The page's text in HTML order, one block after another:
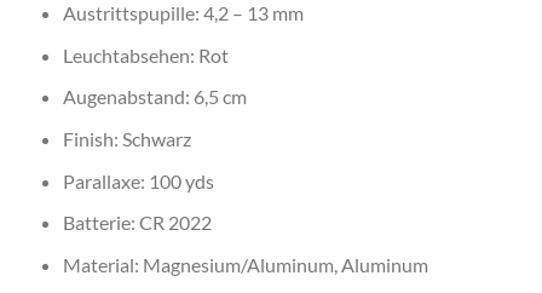
Austrittspupille: 4,2 – 13 mm
Leuchtabsehen: Rot
Augenabstand: 6,5 cm
Finish: Schwarz
Parallaxe: 100 yds
Batterie: CR 2022
Material: Magnesium/Aluminum, Aluminum